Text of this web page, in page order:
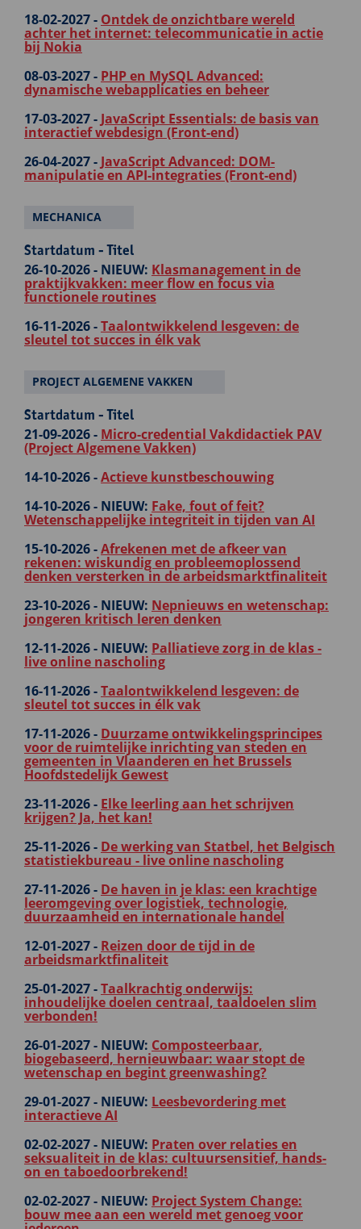
18-02-2027 - Ontdek de onzichtbare wereld
achter het internet: telecommunicatie in actie
bij Nokia
08-03-2027 - PHP en MySQL Advanced:
dynamische webapplicaties en beheer
17-03-2027 - JavaScript Essentials: de basis van
interactief webdesign (Front-end)
26-04-2027 - JavaScript Advanced: DOM-
manipulatie en API-integraties (Front-end)
MECHANICA
Startdatum - Titel
26-10-2026 - NIEUW: Klasmanagement in de
praktijkvakken: meer flow en focus via
functionele routines
16-11-2026 -Taalontwikkelend lesgeven: de
sleutel tot succes in élk vak
PROJECT ALGEMENE VAKKEN
Startdatum - Titel
21-09-2026 - Micro-credential Vakdidactiek PAV
(Project Algemene Vakken)
14-10-2026 -Actieve kunstbeschouwing
14-10-2026 - NIEUW: Fake, fout of feit?
Wetenschappelijke integriteit in tijden van AI
15-10-2026 -Afrekenen met de afkeer van
rekenen: wiskundig en probleemoplossend
denken versterken in de arbeidsmarktfinaliteit
23-10-2026 - NIEUW: Nepnieuws en wetenschap:
jongeren kritisch leren denken
12-11-2026 - NIEUW: Palliatieve zorg in de klas -
live online nascholing
16-11-2026 -Taalontwikkelend lesgeven: de
sleutel tot succes in élk vak
17-11-2026 - Duurzame ontwikkelingsprincipes
voor de ruimtelijke inrichting van steden en
gemeenten in Vlaanderen en het Brussels
Hoofdstedelijk Gewest
23-11-2026 - Elke leerling aan het schrijven
krijgen? Ja, het kan!
25-11-2026 - De werking van Statbel, het Belgisch
statistiekbureau - live online nascholing
27-11-2026 - De haven in je klas: een krachtige
leeromgeving over logistiek, technologie,
duurzaamheid en internationale handel
12-01-2027 - Reizen door de tijd in de
arbeidsmarktfinaliteit
25-01-2027 -Taalkrachtig onderwijs:
inhoudelijke doelen centraal, taaldoelen slim
verbonden!
26-01-2027 - NIEUW: Composteerbaar,
biogebaseerd, hernieuwbaar: waar stopt de
wetenschap en begint greenwashing?
29-01-2027 - NIEUW: Leesbevordering met
interactieve AI
02-02-2027 - NIEUW: Praten over relaties en
seksualiteit in de klas: cultuursensitief, hands-
on en taboedoorbrekend!
02-02-2027 - NIEUW: Project System Change:
bouw mee aan een wereld met genoeg voor